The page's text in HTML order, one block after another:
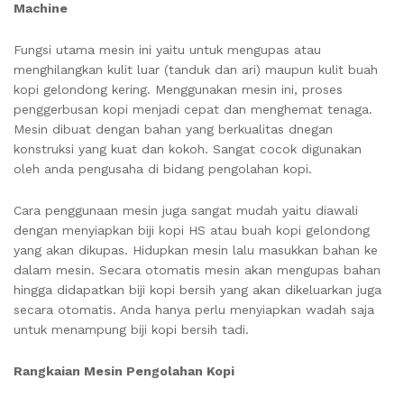
Machine
Fungsi utama mesin ini yaitu untuk mengupas atau
menghilangkan kulit luar (tanduk dan ari) maupun kulit buah
kopi gelondong kering. Menggunakan mesin ini, proses
penggerbusan kopi menjadi cepat dan menghemat tenaga.
Mesin dibuat dengan bahan yang berkualitas dnegan
konstruksi yang kuat dan kokoh. Sangat cocok digunakan
oleh anda pengusaha di bidang pengolahan kopi.
Cara penggunaan mesin juga sangat mudah yaitu diawali
dengan menyiapkan biji kopi HS atau buah kopi gelondong
yang akan dikupas. Hidupkan mesin lalu masukkan bahan ke
dalam mesin. Secara otomatis mesin akan mengupas bahan
hingga didapatkan biji kopi bersih yang akan dikeluarkan juga
secara otomatis. Anda hanya perlu menyiapkan wadah saja
untuk menampung biji kopi bersih tadi.
Rangkaian Mesin Pengolahan Kopi